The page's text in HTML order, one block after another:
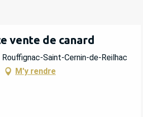
vente de canard
Saint-Cernin-de-Reilhac
M'y rendre